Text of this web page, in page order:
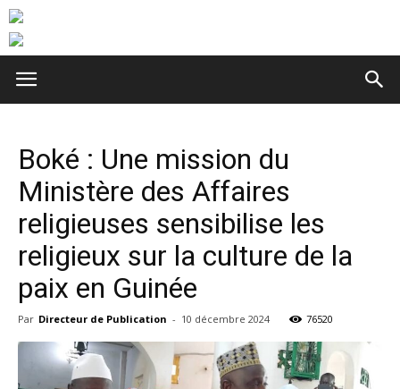
Boké : Une mission du
Ministère des Affaires
religieuses sensibilise les
religieux sur la culture de la
paix en Guinée
Par Directeur de Publication - 10 décembre 2024 76520